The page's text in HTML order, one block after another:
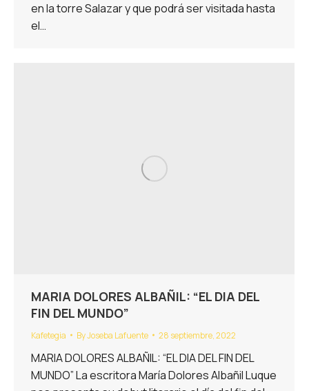
en la torre Salazar y que podrá ser visitada hasta
el…
MARIA DOLORES ALBAÑIL: “EL DIA DEL
FIN DEL MUNDO”
Kafetegia ByJoseba Lafuente 28 septiembre, 2022
MARIA DOLORES ALBAÑIL: “EL DIA DEL FIN DEL
MUNDO” La escritora María Dolores Albañil Luque